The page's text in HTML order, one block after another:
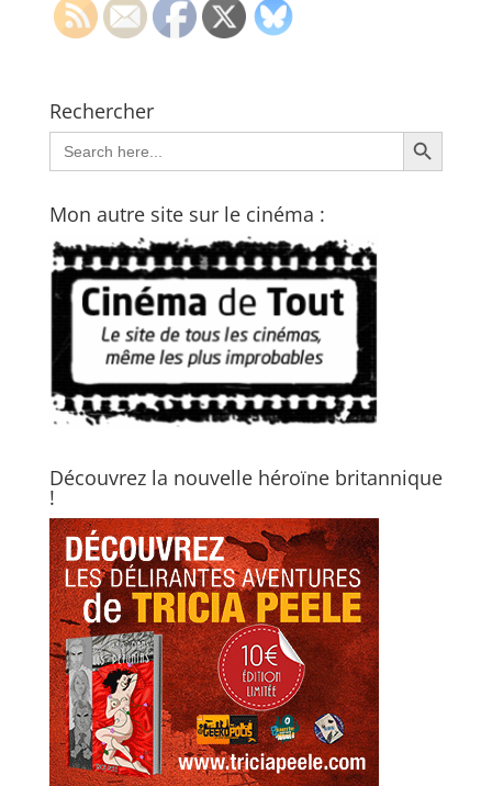
Rechercher
Search
for:
Search Button
Mon autre site sur le cinéma :
Découvrez la nouvelle héroïne britannique
!